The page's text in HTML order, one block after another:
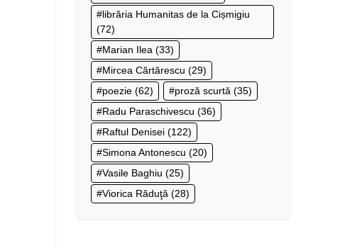
librăria Humanitas de la Cișmigiu
(72)
Marian Ilea (33)
Mircea Cărtărescu (29)
poezie (62) proză scurtă (35)
Radu Paraschivescu (36)
Raftul Denisei (122)
Simona Antonescu (20)
Vasile Baghiu (25)
Viorica Răduţă (28)